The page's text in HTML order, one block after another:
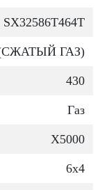
SX32586T464T
(СЖАТЫЙ ГАЗ)
430
Газ
X5000
6х4